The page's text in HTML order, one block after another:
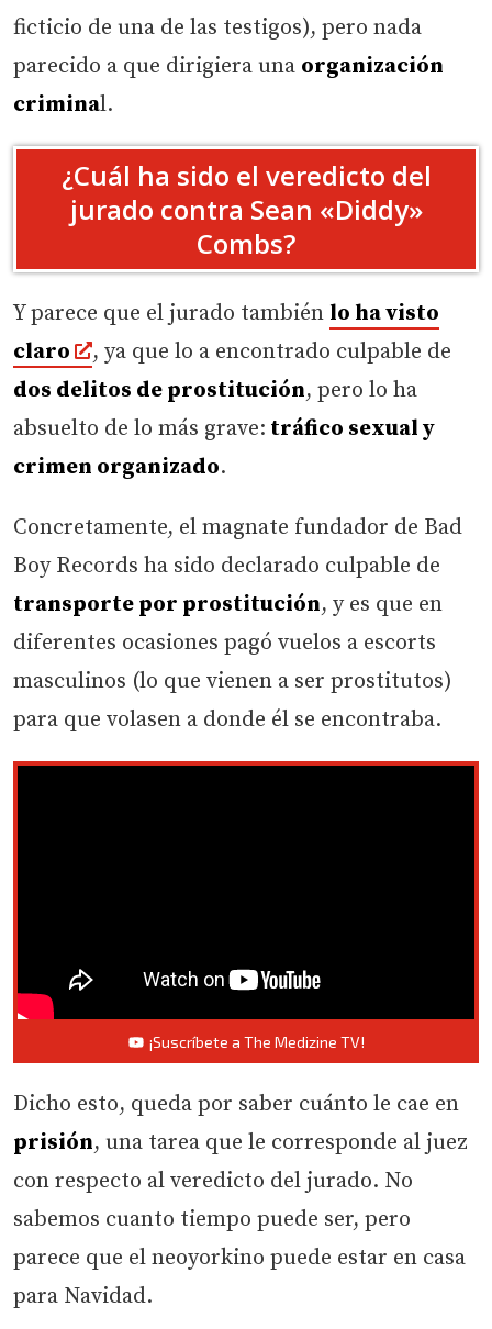
ficticio de una de las testigos), pero nada
parecido a que dirigiera una organización
criminal.
¿Cuál ha sido el veredicto del
jurado contra Sean «Diddy»
Combs?
Y parece que el jurado también lo ha visto
claro
, ya que lo a encontrado culpable de
dos delitos de prostitución, pero lo ha
absuelto de lo más grave: tráfico sexual y
crimen organizado.
Concretamente, el magnate fundador de Bad
Boy Records ha sido declarado culpable de
transporte por prostitución, y es que en
diferentes ocasiones pagó vuelos a escorts
masculinos (lo que vienen a ser prostitutos)
para que volasen a donde él se encontraba.
¡Suscríbete a The Medizine TV!
Dicho esto, queda por saber cuánto le cae en
prisión, una tarea que le corresponde al juez
con respecto al veredicto del jurado. No
sabemos cuanto tiempo puede ser, pero
parece que el neoyorkino puede estar en casa
para Navidad.